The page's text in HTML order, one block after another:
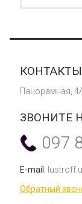
КОНТАКТЫ
Панорамная,
ЗВОНИТЕ
097
E-mail:
Обратный